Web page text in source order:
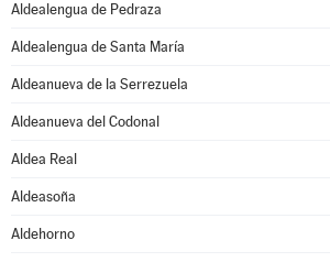
Aldealengua de Pedraza
Aldealengua de Santa María
Aldeanueva de la Serrezuela
Aldeanueva del Codonal
Aldea Real
Aldeasoña
Aldehorno